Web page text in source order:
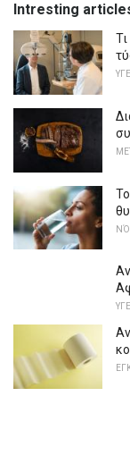
Intresting